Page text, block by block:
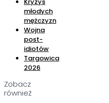
młodych
mężczyzn
Wojna
post-
idiotów
Targowica
2026
Zobacz
również